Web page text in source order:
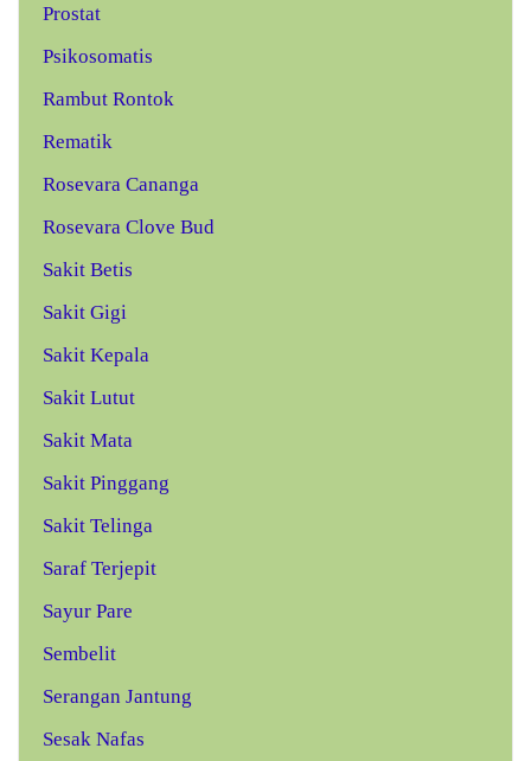
Prostat
Psikosomatis
Rambut Rontok
Rematik
Rosevara Cananga
Rosevara Clove Bud
Sakit Betis
Sakit Gigi
Sakit Kepala
Sakit Lutut
Sakit Mata
Sakit Pinggang
Sakit Telinga
Saraf Terjepit
Sayur Pare
Sembelit
Serangan Jantung
Sesak Nafas